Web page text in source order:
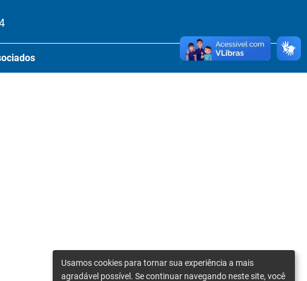
Usamos cookies para tornar sua experiência a mais
agradável possível. Se continuar navegando neste site, você